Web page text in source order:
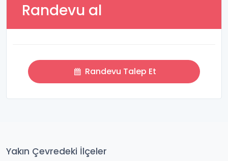
Randevu al
Randevu Talep Et
Yakın Çevredeki İlçeler